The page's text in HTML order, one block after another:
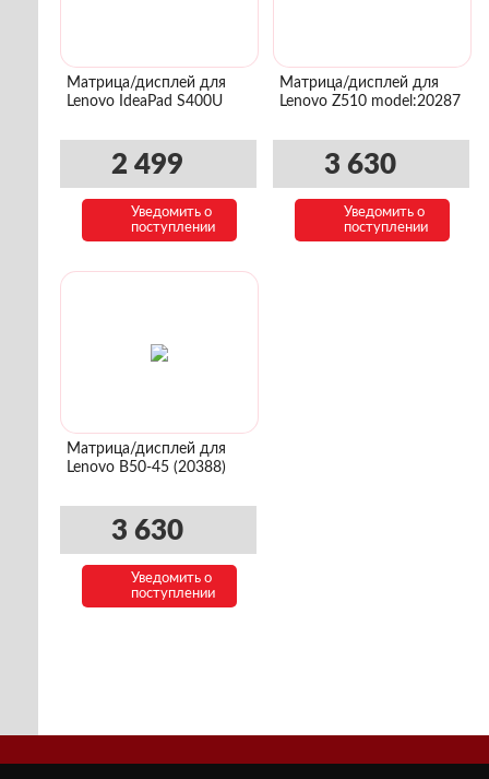
Матрица/дисплей для
Lenovo IdeaPad S400U
2 499
Уведомить о
поступлении
Матрица/дисплей для
Lenovo Z510 model:20287
3 630
Уведомить о
поступлении
Матрица/дисплей для
Lenovo B50-45 (20388)
3 630
Уведомить о
поступлении